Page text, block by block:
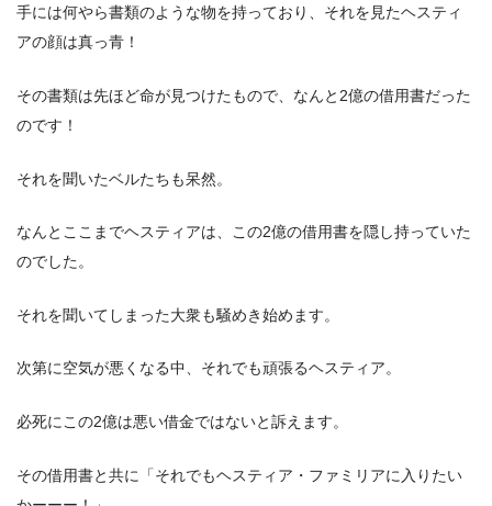
手には何やら書類のような物を持っており、それを見たヘスティ
アの顔は真っ青！
その書類は先ほど命が見つけたもので、なんと2億の借用書だった
のです！
それを聞いたベルたちも呆然。
なんとここまでヘスティアは、この2億の借用書を隠し持っていた
のでした。
それを聞いてしまった大衆も騒めき始めます。
次第に空気が悪くなる中、それでも頑張るヘスティア。
必死にこの2億は悪い借金ではないと訴えます。
その借用書と共に「それでもヘスティア・ファミリアに入りたい